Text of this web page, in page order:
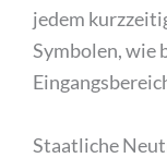
jedem
Symbolen, wie
Staatliche